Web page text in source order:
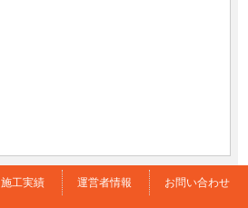
施工実績 運営者情報 お問い合わせ